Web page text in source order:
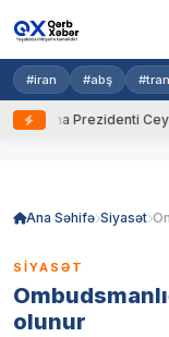
#iran #abş
Prezidenti Ceyhun
Ana Səhifə Siyasət
SIYASƏT
olunur